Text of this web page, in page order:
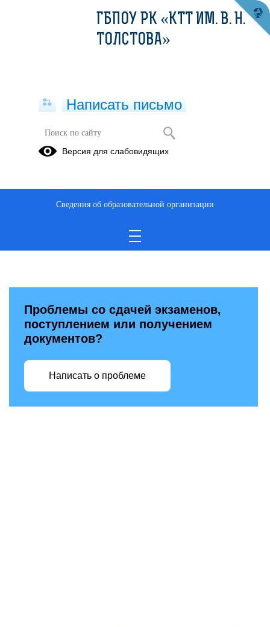
Проблемы со сдачей экзаменов,
поступлением или получением
документов?
Написать о проблеме
ГБПОУ РК «КТТ ИМ. В. Н.
ТОЛСТОВА»
Написать письмо
Версия для слабовидящих
Сведения об образовательной организации